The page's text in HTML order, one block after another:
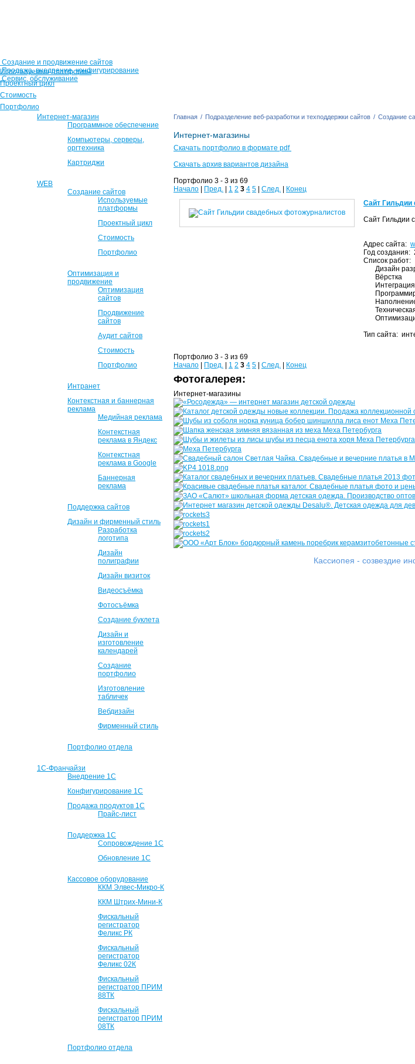
Создание и продвижение сайтов
Продажа, внедрение, конфигурирование
Сервис, обслуживание
Используемые платформы
Проектный цикл
Стоимость
Портфолио
Интернет-магазин
Программное обеспечение
Компьютеры, серверы,
оргтехника
Картриджи
WEB
Создание сайтов
Используемые
платформы
Проектный цикл
Стоимость
Портфолио
Оптимизация и
продвижение
Оптимизация
сайтов
Продвижение
сайтов
Аудит сайтов
Стоимость
Портфолио
Интранет
Контекстная и баннерная
реклама
Медийная реклама
Контекстная
реклама в Яндекс
Контекстная
реклама в Google
Баннерная
реклама
Поддержка сайтов
Дизайн и фирменный стиль
Разработка
логотипа
Дизайн
полиграфии
Дизайн визиток
Видеосъёмка
Фотосъёмка
Создание буклета
Дизайн и
изготовление
календарей
Создание
портфолио
Изготовление
табличек
Вебдизайн
Фирменный стиль
Портфолио отдела
1С-Франчайзи
Внедрение 1С
Конфигурирование 1С
Продажа продуктов 1С
Прайс-лист
Поддержка 1С
Сопровождение 1С
Обновление 1С
Кассовое оборудование
ККМ Элвес-Микро-К
ККМ Штрих-Мини-К
Фискальный
регистратор
Феликс РК
Фискальный
регистратор
Феликс 02К
Фискальный
регистратор ПРИМ
88ТК
Фискальный
регистратор ПРИМ
08ТК
Портфолио отдела
Главная / Подразделение веб-разработки и техподдержки сайтов / Создание
Интернет-магазины
Скачать портфолио в формате pdf
Скачать архив вариантов дизайна
Портфолио 3 - 3 из 69
Начало
Пред. 1 2 3 4 5 След.
Конец
Сайт Гильдии
Сайт Гильдии
Адрес сайта:
Год создания:
Список работ:
Дизайн
Вёрстка
Тип сайта:
Портфолио 3 - 3 из 69
Начало
Пред. 1 2 3 4 5 След. Конец
Фотогалерея:
Интернет-магазины
Кассиопея - созвездие